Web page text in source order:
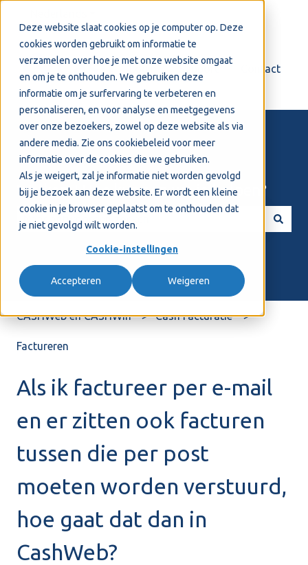
Deze website slaat cookies op je computer op. Deze
cookies worden gebruikt om informatie te
verzamelen over hoe je met onze website omgaat
en om je te onthouden. We gebruiken deze
informatie om je surfervaring te verbeteren en
personaliseren, en voor analyse en meetgegevens
over onze bezoekers, zowel op deze website als via
andere media. Zie ons cookiebeleid voor meer
informatie over de cookies die we gebruiken.
Als je weigert, zal je informatie niet worden gevolgd
bij je bezoek aan deze website. Er wordt een kleine
cookie in je browser geplaatst om te onthouden dat
je niet gevolgd wilt worden.
Cookie-instellingen
Accepteren Weigeren
Support Contact
Welkom! Hoe kunnen we je helpen?
CASHWeb en CASHWin Cash Facturatie
Factureren
Als ik factureer per e-mail
en er zitten ook facturen
tussen die per post
moeten worden verstuurd,
hoe gaat dat dan in
CashWeb?